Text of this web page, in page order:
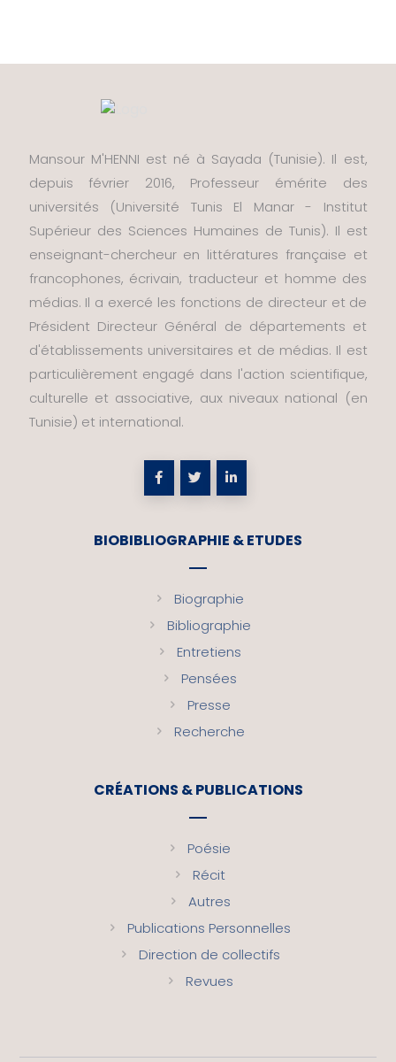
Mansour M'HENNI est né à Sayada (Tunisie). Il est,
depuis février 2016, Professeur émérite des
universités (Université Tunis El Manar - Institut
Supérieur des Sciences Humaines de Tunis). Il est
enseignant-chercheur en littératures française et
francophones, écrivain, traducteur et homme des
médias. Il a exercé les fonctions de directeur et de
Président Directeur Général de départements et
d'établissements universitaires et de médias. Il est
particulièrement engagé dans l'action scientifique,
culturelle et associative, aux niveaux national (en
Tunisie) et international.
BIOBIBLIOGRAPHIE & ETUDES
Biographie
Bibliographie
Entretiens
Pensées
Presse
Recherche
CRÉATIONS & PUBLICATIONS
Poésie
Récit
Autres
Publications Personnelles
Direction de collectifs
Revues